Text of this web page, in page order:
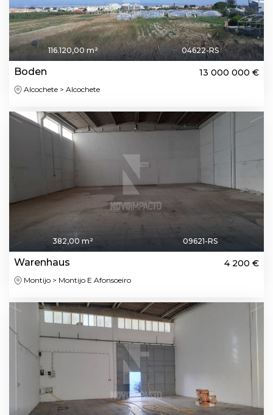
116.120,00 m² 04622-RS
Boden 13 000 000 €
Alcochete > Alcochete
382,00 m² 09621-RS
Warenhaus 4 200 €
Montijo > Montijo E Afonsoeiro